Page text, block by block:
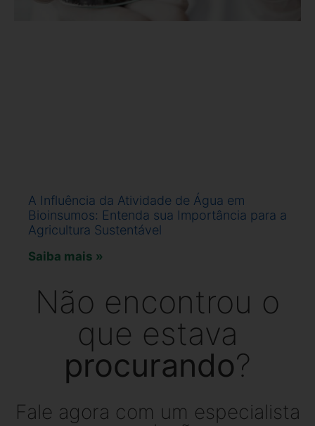
A Influência da Atividade de Água em
Bioinsumos: Entenda sua Importância para a
Agricultura Sustentável
Saiba mais »
Não encontrou o
que estava
procurando?
Fale agora com um especialista